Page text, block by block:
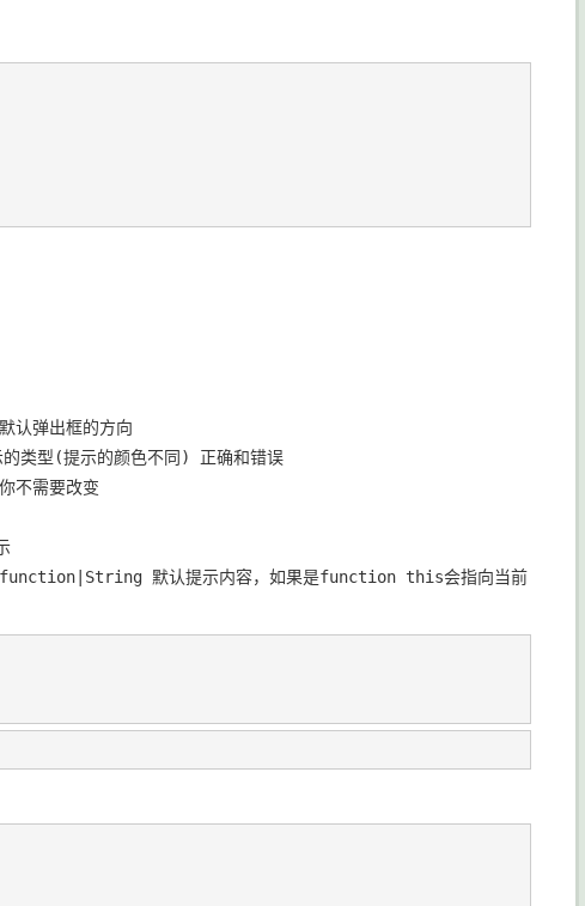
弹出框的方向
型(提示的颜色不同) 正确和错误
不需要改变
默认提示内容，如果是function this会指向当前 DOM对